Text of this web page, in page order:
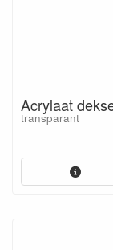
Acrylaat
transparant